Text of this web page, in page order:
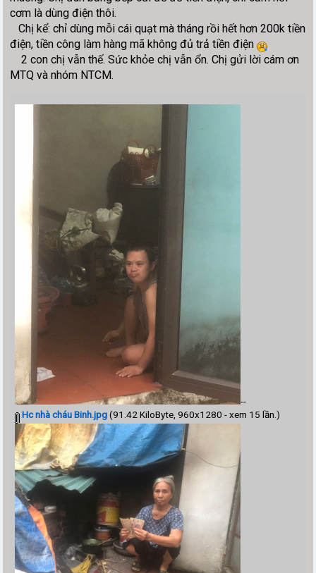
cơm là dùng điện thôi.
Chị kể: chỉ dùng mỗi cái quạt mà tháng rồi hết hơn 200k tiền
điện, tiền công làm hàng mã không đủ trả tiền điện
2 con chị vẫn thế. Sức khỏe chị vẫn ổn. Chị gửi lời cám ơn
MTQ và nhóm NTCM.
--
Hc nhà cháu Binh.jpg(91.42 KiloByte, 960x1280 - xem 15 lần.)